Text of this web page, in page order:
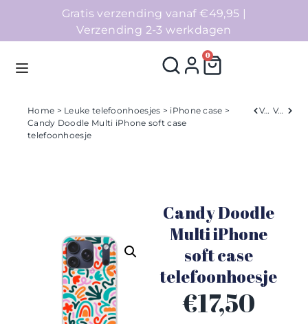
Gratis verzending vanaf €49,95 |
Verzending 2-3 werkdagen
0
Homepage
Collecties
Contact
Home > Leuke telefoonhoesjes > iPhone case >
Candy Doodle Multi iPhone soft case
telefoonhoesje
Verleden Volgend
Candy Doodle
Multi iPhone
soft case
telefoonhoesje
€17,50